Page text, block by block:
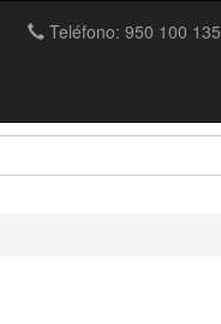
Teléfono: 950 100 135